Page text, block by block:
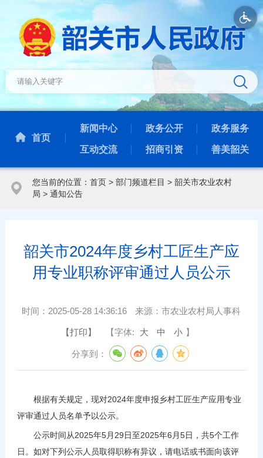
首页
新闻中心 政务公开 政务服务
互动交流 招商引资 善美韶关
您当前的位置： 首页> 部门频道栏目 > 韶关市农业农村
局 > 通知公告
韶关市2024年度乡村工匠生产应
用专业职称评审通过人员公示
时间： 2025-05-28 14:36:16 来源：市农业农村局人事科
【打印】 【字体: 大 中 小 】
分享到：
根据有关规定，现对2024年度申报乡村工匠生产应用专业
评审通过人员名单予以公示。
公示时间从2025年5月29日至2025年6月5日，共5个工作
日。如对下列公示人员取得职称有异议，请电话或书面向该评